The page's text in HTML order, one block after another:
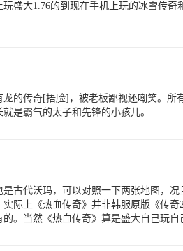
盛大1.76的到现在手机上玩的冰雪传奇
的传奇[捂脸]，被老板鄙视还嘲笑。所
是霸气的太子和先锋的小孩儿。
古代沃玛，可以对照一下两张地图，况
际上《热血传奇》并非韩服原版《传奇
。当然《热血传奇》算是盛大自己玩自